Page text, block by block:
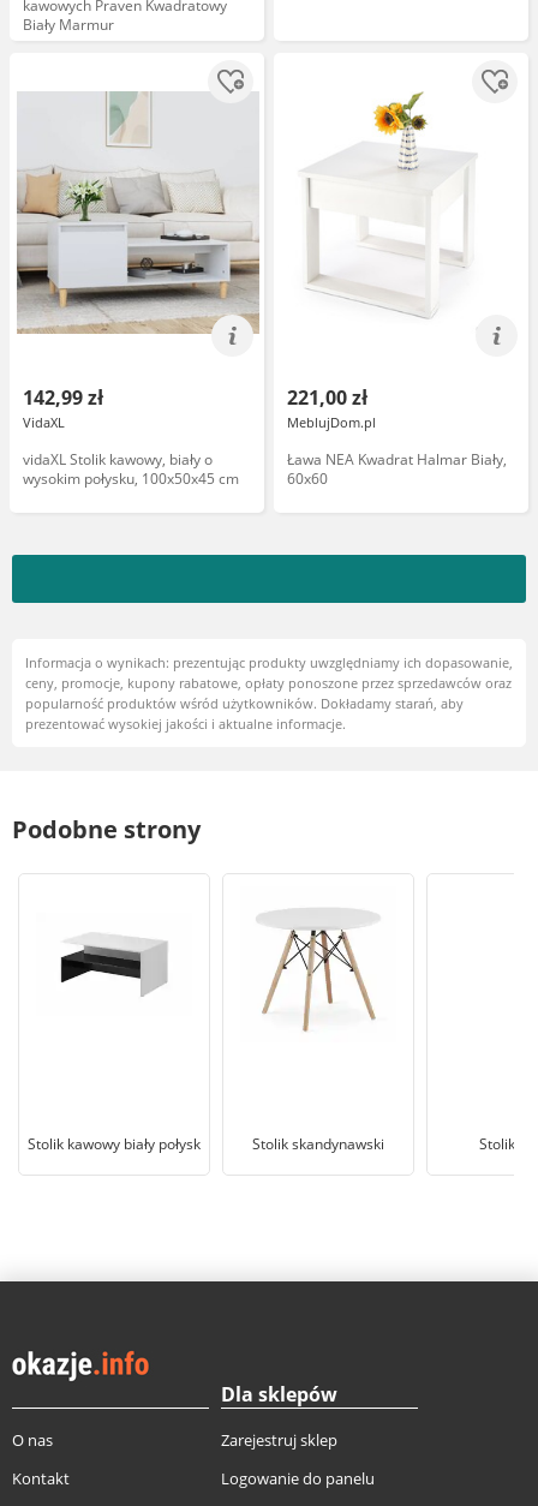
kawowych Praven Kwadratowy
Biały Marmur
142,99 zł
VidaXL
vidaXL Stolik kawowy, biały o
wysokim połysku, 100x50x45 cm
221,00 zł
MeblujDom.pl
Ława NEA Kwadrat Halmar Biały,
60x60
Informacja o wynikach: prezentując produkty uwzględniamy ich dopasowanie,
ceny, promocje, kupony rabatowe, opłaty ponoszone przez sprzedawców oraz
popularność produktów wśród użytkowników. Dokładamy starań, aby
prezentować wysokiej jakości i aktualne informacje.
Podobne strony
Stolik kawowy biały połysk Stolik skandynawski Stolik
O nas
Kontakt
Dla sklepów
Zarejestruj sklep
Logowanie do panelu